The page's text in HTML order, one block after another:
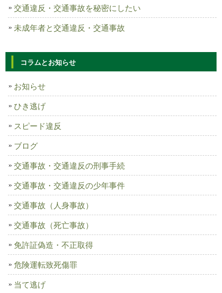
交通違反・交通事故を秘密にしたい
未成年者と交通違反・交通事故
コラムとお知らせ
お知らせ
ひき逃げ
スピード違反
ブログ
交通事故・交通違反の刑事手続
交通事故・交通違反の少年事件
交通事故（人身事故）
交通事故（死亡事故）
免許証偽造・不正取得
危険運転致死傷罪
当て逃げ